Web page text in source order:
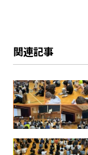
関連記事